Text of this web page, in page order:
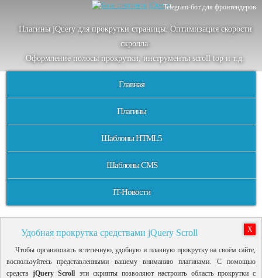
Telegram-бот для фронтендеров
Плагины jQuery для прокрутки страницы. Оптимизация скорости
скролла.
Оформление полосы прокрутки, инструменты scroll top и т.д.
Главная
Плагины
Шаблоны HTML5
Шаблоны CMS
IT-Новости
X
Удобная прокрутка средствами jQuery Scroll
Чтобы организовать эстетичную, удобную и плавную прокрутку на своём сайте,
воспользуйтесь представленными вашему вниманию плагинами. С помощью
средствjQuery Scroll эти скрипты позволяют настроить область прокрутки с